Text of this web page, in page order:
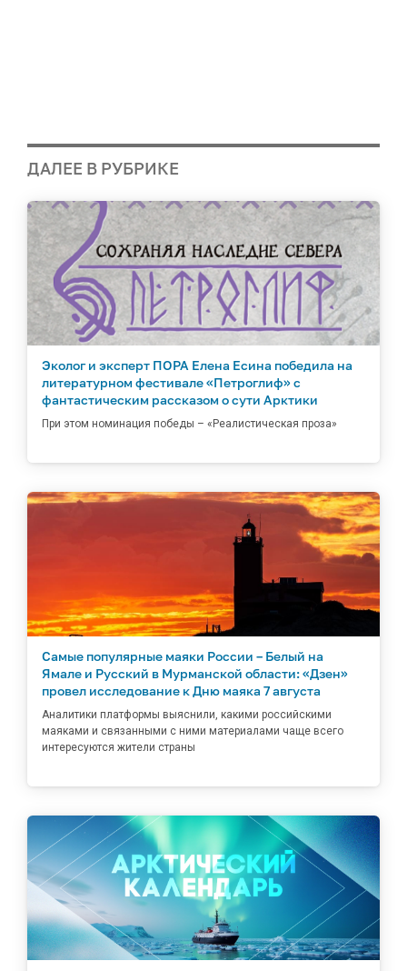
ДАЛЕЕ В РУБРИКЕ
Эколог и эксперт ПОРА Елена Есина победила на
литературном фестивале «Петроглиф» с
фантастическим рассказом о сути Арктики
При этом номинация победы – «Реалистическая проза»
Самые популярные маяки России – Белый на
Ямале и Русский в Мурманской области: «Дзен»
провел исследование к Дню маяка 7 августа
Аналитики платформы выяснили, какими российскими
маяками и связанными с ними материалами чаще всего
интересуются жители страны